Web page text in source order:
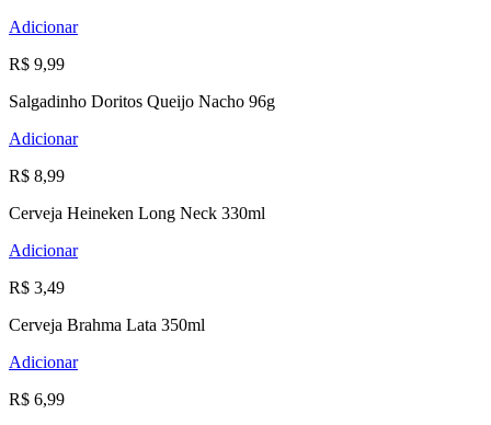
Adicionar
R$ 9,99
Salgadinho Doritos Queijo Nacho 96g
Adicionar
R$ 8,99
Cerveja Heineken Long Neck 330ml
Adicionar
R$ 3,49
Cerveja Brahma Lata 350ml
Adicionar
R$ 6,99